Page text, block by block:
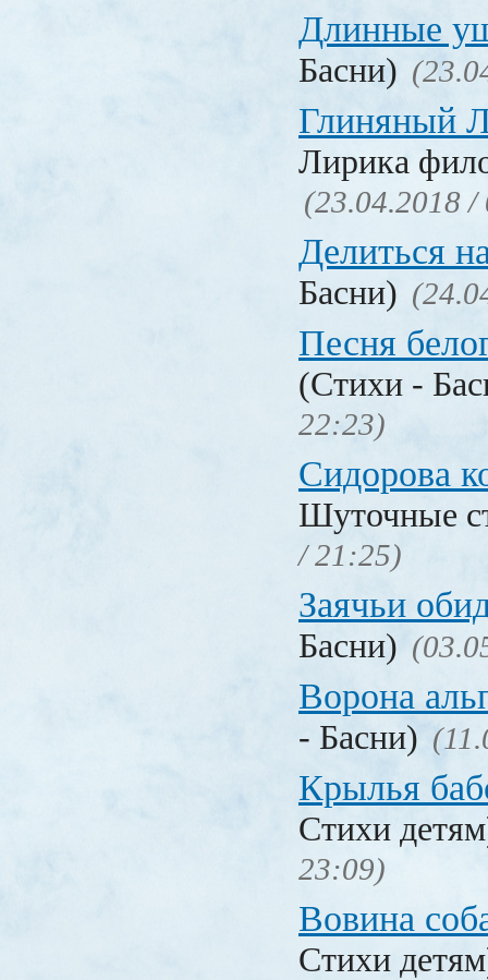
Длинные
Басни)
Глиняный
Лирика
(23.04.2018 /
Делиться
Басни)
Песня
(Стихи -
22:23)
Сидорова
Шуточные
/ 21:25)
Заячьи
Басни)
Ворона
- Басни)
Крылья
Стихи
23:09)
Вовина
Стихи